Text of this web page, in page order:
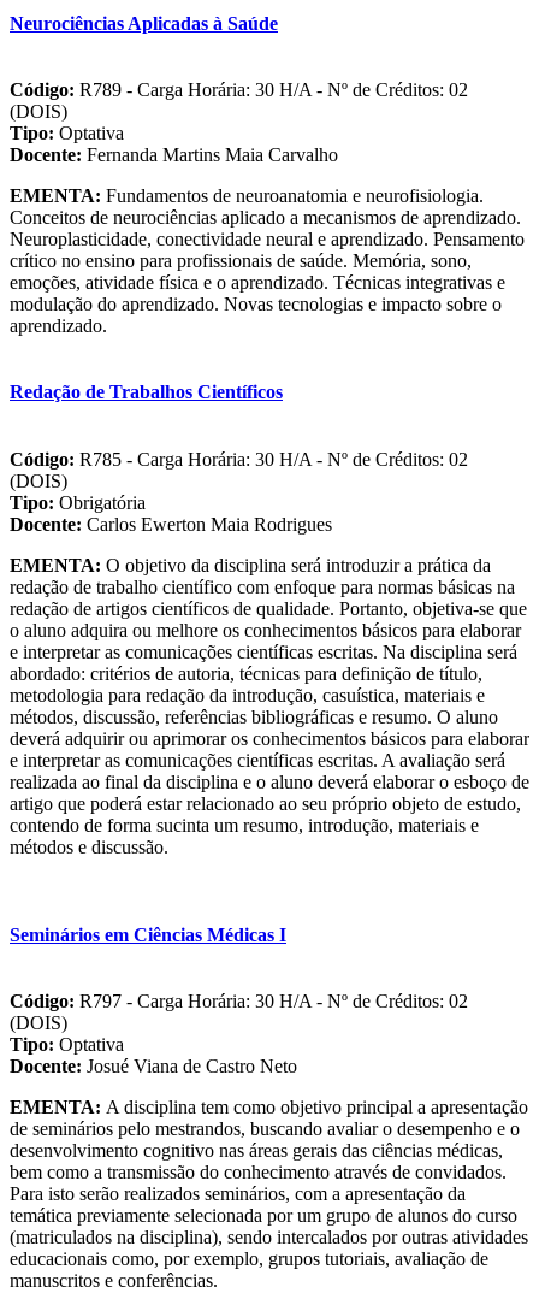
da instituição, conflitos de interesse e normas de regulamentação dos
e exemplos práticos em relação aos princípios da metodologia
científica e bioética.
Neurociências Aplicadas à Saúde
Código: R789 - Carga Horária: 30 H/A - Nº de Créditos: 02
(DOIS)
Tipo: Optativa
Docente: Fernanda Martins Maia Carvalho
EMENTA: Fundamentos de neuroanatomia e neurofisiologia.
Conceitos de neurociências aplicado a mecanismos de aprendizado.
Neuroplasticidade, conectividade neural e aprendizado. Pensamento
crítico no ensino para profissionais de saúde. Memória, sono,
emoções, atividade física e o aprendizado. Técnicas integrativas e
modulação do aprendizado. Novas tecnologias e impacto sobre o
aprendizado.
Redação de Trabalhos Científicos
Código: R785 - Carga Horária: 30 H/A - Nº de Créditos: 02
(DOIS)
Tipo: Obrigatória
Docente: Carlos Ewerton Maia Rodrigues
EMENTA: O objetivo da disciplina será introduzir a prática da
redação de trabalho científico com enfoque para normas básicas na
redação de artigos científicos de qualidade. Portanto, objetiva-se que
o aluno adquira ou melhore os conhecimentos básicos para elaborar
e interpretar as comunicações científicas escritas. Na disciplina será
abordado: critérios de autoria, técnicas para definição de título,
metodologia para redação da introdução, casuística, materiais e
métodos, discussão, referências bibliográficas e resumo. O aluno
deverá adquirir ou aprimorar os conhecimentos básicos para elaborar
e interpretar as comunicações científicas escritas. A avaliação será
realizada ao final da disciplina e o aluno deverá elaborar o esboço de
artigo que poderá estar relacionado ao seu próprio objeto de estudo,
contendo de forma sucinta um resumo, introdução, materiais e
métodos e discussão.
Seminários em Ciências Médicas I
Código: R797 - Carga Horária: 30 H/A - Nº de Créditos: 02
(DOIS)
Tipo: Optativa
Docente: Josué Viana de Castro Neto
EMENTA: A disciplina tem como objetivo principal a apresentação
de seminários pelo mestrandos, buscando avaliar o desempenho e o
desenvolvimento cognitivo nas áreas gerais das ciências médicas,
bem como a transmissão do conhecimento através de convidados.
Para isto serão realizados seminários, com a apresentação da
temática previamente selecionada por um grupo de alunos do curso
(matriculados na disciplina), sendo intercalados por outras atividades
educacionais como, por exemplo, grupos tutoriais, avaliação de
manuscritos e conferências.